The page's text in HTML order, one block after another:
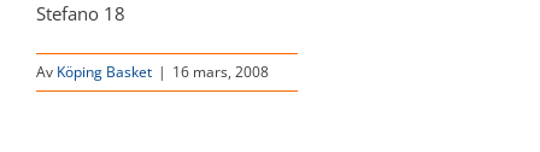
Stefano 18
Av Köping Basket | 16 mars, 2008